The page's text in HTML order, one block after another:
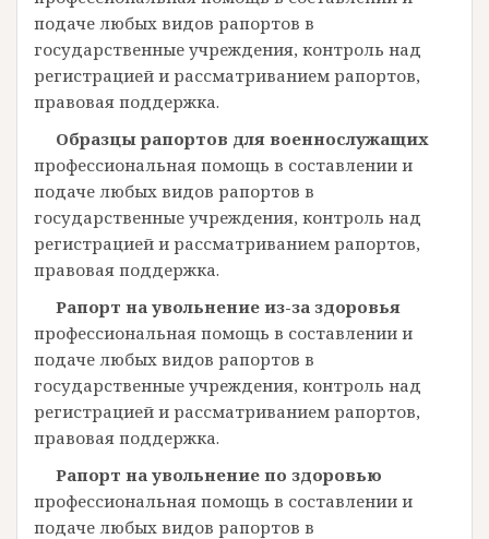
подаче любых видов рапортов в
государственные учреждения, контроль над
регистрацией и рассматриванием рапортов,
правовая поддержка.
Образцы рапортов для военнослужащих
профессиональная помощь в составлении и
подаче любых видов рапортов в
государственные учреждения, контроль над
регистрацией и рассматриванием рапортов,
правовая поддержка.
Рапорт на увольнение из-за здоровья
профессиональная помощь в составлении и
подаче любых видов рапортов в
государственные учреждения, контроль над
регистрацией и рассматриванием рапортов,
правовая поддержка.
Рапорт на увольнение по здоровью
профессиональная помощь в составлении и
подаче любых видов рапортов в